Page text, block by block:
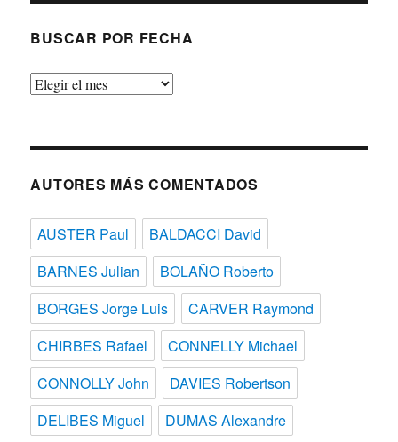
BUSCAR POR FECHA
Buscar
AUTORES MÁS COMENTADOS
AUSTER Paul
BALDACCI David
BARNES Julian
BOLAÑO Roberto
BORGES Jorge Luis
CARVER Raymond
CHIRBES Rafael
CONNELLY Michael
CONNOLLY John
DAVIES Robertson
DELIBES Miguel
DUMAS Alexandre